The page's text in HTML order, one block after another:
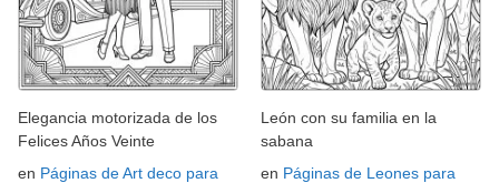
Elegancia motorizada de los
Felices Años Veinte
en Páginas de Art deco para
León con su familia en la
sabana
en Páginas de Leones para